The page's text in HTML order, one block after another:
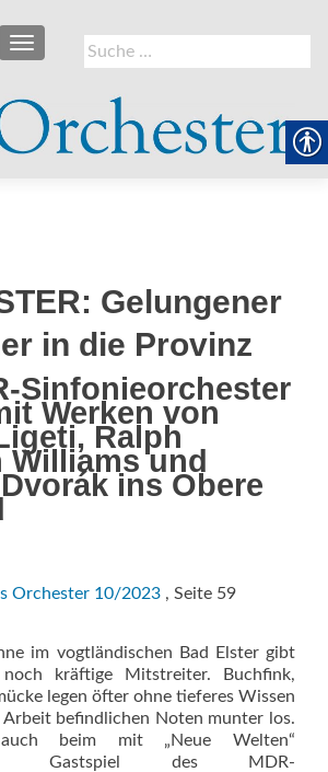
Suche
nach:
SCHALTE NAVIGATION
Gelungener
in die Provinz
Sinfonieorchester
Werken von
Ralph
Williams und
ins Obere
Orchester 10/2023 , Seite 59
im vogtländischen Bad Elster gibt
kräftige Mitstreiter. Buchfink,
legen öfter ohne tieferes Wissen
Arbeit befindlichen Noten munter los.
beim mit „Neue Welten“
Gastspiel des MDR-